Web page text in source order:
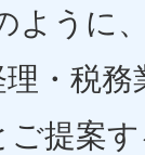
ように
・税務
提案